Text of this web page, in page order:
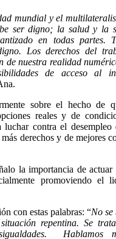
mundial y el
ser digno; la salud y la
en todas partes.
Los derechos del
de nuestra realidad
de acceso al
sobre el hecho de
reales y de
contra el desempleo
derechos y de mejores
la importancia de
promoviendo el
con estas palabras: “No se
repentina. Se
Hablamos